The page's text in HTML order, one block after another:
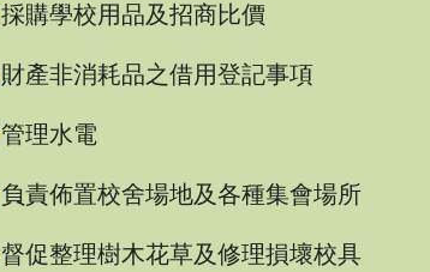
採購學校用品及招商比價
財產非消耗品之借用登記事項
管理水電
負責佈置校舍場地及各種集會場所
督促整理樹木花草及修理損壞校具